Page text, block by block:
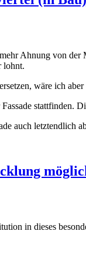
Ahnung von
lohnt.
wäre ich aber
stattfinden.
auch letztendlich
in dieses